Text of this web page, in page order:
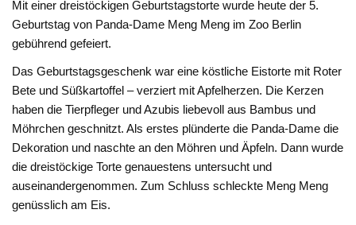
Mit einer dreistöckigen Geburtstagstorte wurde heute der 5.
Geburtstag von Panda-Dame Meng Meng im Zoo Berlin
gebührend gefeiert.
Das Geburtstagsgeschenk war eine köstliche Eistorte mit Roter
Bete und Süßkartoffel – verziert mit Apfelherzen. Die Kerzen
haben die Tierpfleger und Azubis liebevoll aus Bambus und
Möhrchen geschnitzt. Als erstes plünderte die Panda-Dame die
Dekoration und naschte an den Möhren und Äpfeln. Dann wurde
die dreistöckige Torte genauestens untersucht und
auseinandergenommen. Zum Schluss schleckte Meng Meng
genüsslich am Eis.